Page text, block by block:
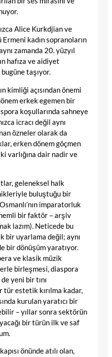
Alice Kurkdjian ve
kadın sopranoların
zamanda 20. yüzyıl
hafıza ve aidiyet
bugüne taşıyor.
kimliği açısından önemi
erkek egemen bir
koşullarında sahneye
icracı değil aynı
özneler olarak da
erken dönem göçmen
varlığına dair nadir ve
geleneksel halk
buluştuğu bir
imparatorluk
bir faktör – arşiv
lazım). Neticede bu
bir uyarlama değil; aynı
bir dönüşüm yaratıyor.
ve klasik müzik
birleşmesi, diaspora
yeni bir tını
tür estetik kırılma kadar,
kurulan yaratıcı bir
– yıllar sonra sektörün
bir türün ilk ve saf
önünde atılı olan,